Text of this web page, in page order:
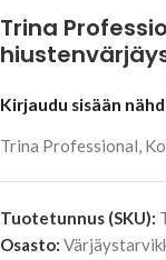
Trina
Kirjaudu sisään
Trina Professional,
Tuotetunnus (SKU):
Osasto: